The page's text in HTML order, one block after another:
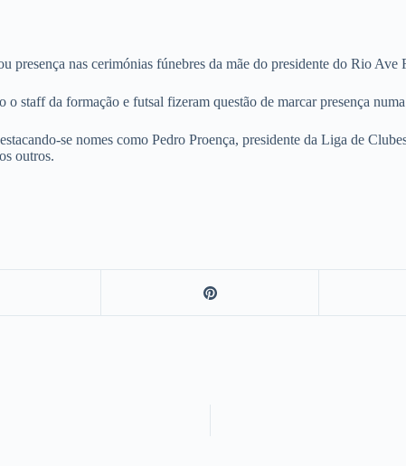
nas cerimónias fúnebres da mãe do presidente do Rio
staff da formação e futsal fizeram questão de marcar presença
se nomes como Pedro Proença, presidente da Liga de
outros.